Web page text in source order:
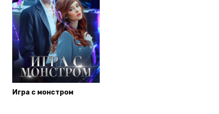
Игра с монстром